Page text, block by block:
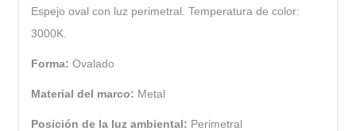
Espejo oval con luz perimetral. Temperatura de color:
3000K.
Forma:Ovalado
Material del marco: Metal
Posición de la luz ambiental: Perimetral